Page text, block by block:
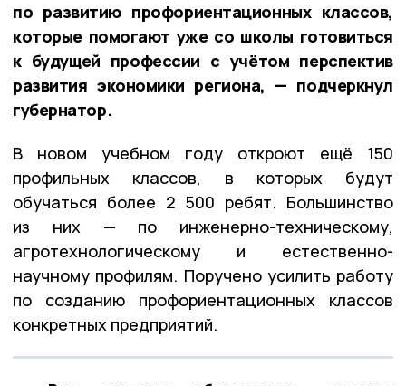
по развитию профориентационных классов,
которые помогают уже со школы готовиться
к будущей профессии с учётом перспектив
развития экономики региона, — подчеркнул
губернатор.
В новом учебном году откроют ещё 150
профильных классов, в которых будут
обучаться более 2 500 ребят. Большинство
из них — по инженерно-техническому,
агротехнологическому и естественно-
научному профилям. Поручено усилить работу
по созданию профориентационных классов
конкретных предприятий.